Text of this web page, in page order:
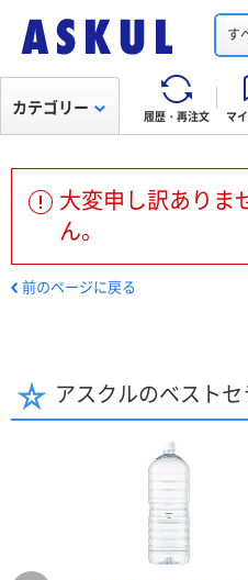
す
履歴・再注文 マ
カテゴリー
大変申し訳ありま
ん。
前のページに戻る
アスクルのベストセ